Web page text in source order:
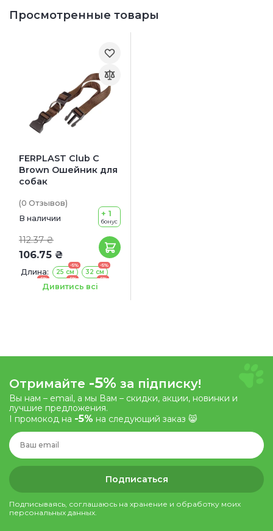
Просмотренные товары
FERPLAST Club C
Brown Ошейник для
собак
(0 Отзывов)
В наличии
112.37 ₴
106.75 ₴
+ 1
бонус
Длина:
-5%
25 см
-5%
32 см
-5% -5%
56 см
-5%
70 см
Дивитись всі
Отримайте -5% за підписку!
Вы нам – email, а мы Вам – скидки, акции, новинки и
лучшие предложения.
І промокод на -5% на следующий заказ 😸
Подписаться
Подписываясь, соглашаюсь на хранение и обработку моих
персональных данных.